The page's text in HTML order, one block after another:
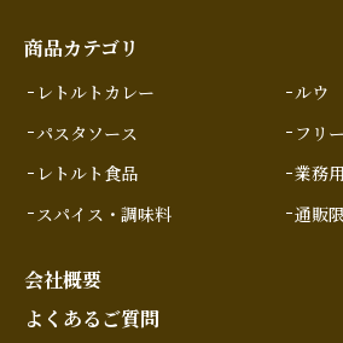
商品カテゴリ
レトルトカレー
パスタソース
レトルト食品
スパイス・調味料
ルウ
フリ
業務
通販
会社概要
よくあるご質問